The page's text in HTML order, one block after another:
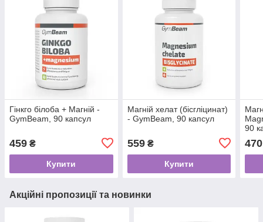
Гінкго білоба + Магній -
GymBeam, 90 капсул
459 ₴
Купити
Магній хелат (бісгліцинат)
- GymBeam, 90 капсул
559₴
Купити
90
470
Акційні пропозиції та новинки